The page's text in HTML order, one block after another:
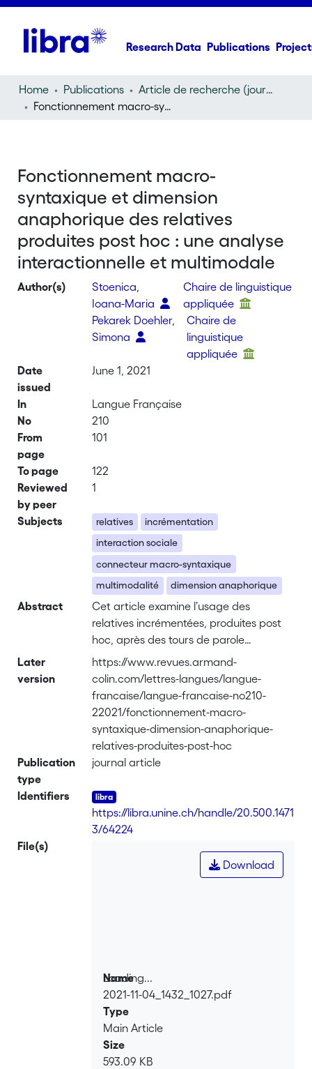
Research Data Publications
Home Publications
Article de recherche (journal article)
Fonctionnement macro-syntaxique et dimension anaphorique des relatives produites post hoc : une analyse interactionnelle et multimodale
Fonctionnement macro-
syntaxique et dimension
anaphorique des relatives
produites post hoc : une analyse
interactionnelle et multimodale
Author(s)
Stoenica,
Ioana-Maria
Chaire de linguistique
appliquée
Pekarek Doehler,
Simona
Chaire de
linguistique
appliquée
Date
issued
June 1, 2021
In
Langue Française
No
210
From
page
101
To page
122
Reviewed
by peer
1
Subjects relatives
incrémentation
interaction sociale
connecteur macro-syntaxique
multimodalité
dimension anaphorique
Abstract
Cet article examine l’usage des
relatives incrémentées, produites post
hoc, après des tours de parole
potentiellement complets. L’analyse
multimodale identifie les motivations
fonctionnelles de ces relatives et décrit
les aspects énonciatifs et pragmatiques
soulignant leur fonctionnement macro-
syntaxique. Ceci entraîne une
réinterprétation de leur dimension
leur pronom introducteur, envisagé
comme un connecteur macro-
syntaxique lié à l’organisation des tours
Later
version
https://www.revues.armand-
colin.com/lettres-langues/langue-
francaise/langue-francaise-no210-
22021/fonctionnement-macro-
syntaxique-dimension-anaphorique-
relatives-produites-post-hoc
Publication
type
journal article
Identifiers
https://libra.unine.ch/handle/20.500.1471
3/64224
File(s)
Loading...
Loading...
Download
Name
2021-11-04_1432_1027.pdf
Type
Main Article
Size
593.09 KB